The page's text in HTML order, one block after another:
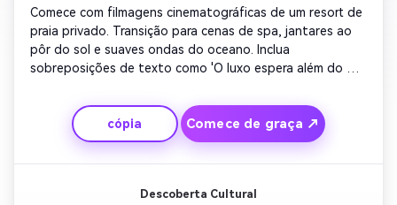
Comece com filmagens cinematográficas de um resort de
praia privado. Transição para cenas de spa, jantares ao
pôr do sol e suaves ondas do oceano. Inclua
sobreposições de texto como 'O luxo espera além do
vibração premium. Mostre o nome da sua agência
sutilmente no final em um elegante pôr do sol.
cópia Comece de graça ↗
Descoberta Cultural